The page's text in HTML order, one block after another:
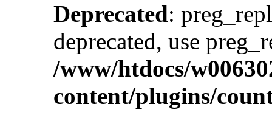
Deprecated:
deprecated, use
/www/htdocs/
content/plugins/